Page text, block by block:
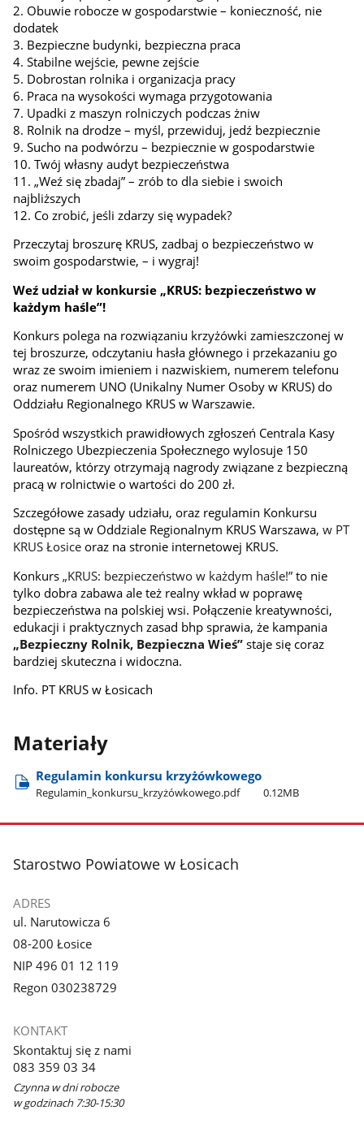
2. Obuwie robocze w gospodarstwie – konieczność, nie
dodatek
3. Bezpieczne budynki, bezpieczna praca
4. Stabilne wejście, pewne zejście
5. Dobrostan rolnika i organizacja pracy
6. Praca na wysokości wymaga przygotowania
7. Upadki z maszyn rolniczych podczas żniw
8. Rolnik na drodze – myśl, przewiduj, jedź bezpiecznie
9. Sucho na podwórzu – bezpiecznie w gospodarstwie
10. Twój własny audyt bezpieczeństwa
11. „Weź się zbadaj” – zrób to dla siebie i swoich
najbliższych
12. Co zrobić, jeśli zdarzy się wypadek?
Przeczytaj broszurę KRUS, zadbaj o bezpieczeństwo w
swoim gospodarstwie, – i wygraj!
Weź udział w konkursie „KRUS: bezpieczeństwo w
każdym haśle”!
Konkurs polega na rozwiązaniu krzyżówki zamieszczonej w
tej broszurze, odczytaniu hasła głównego i przekazaniu go
wraz ze swoim imieniem i nazwiskiem, numerem telefonu
oraz numerem UNO (Unikalny Numer Osoby w KRUS) do
Oddziału Regionalnego KRUS w Warszawie.
Spośród wszystkich prawidłowych zgłoszeń Centrala Kasy
Rolniczego Ubezpieczenia Społecznego wylosuje 150
laureatów, którzy otrzymają nagrody związane z bezpieczną
pracą w rolnictwie o wartości do 200 zł.
Szczegółowe zasady udziału, oraz regulamin Konkursu
dostępne są w Oddziale Regionalnym KRUS Warszawa, w PT
KRUS Łosice oraz na stronie internetowej KRUS.
Konkurs „KRUS: bezpieczeństwo w każdym haśle!”to nie
tylko dobra zabawa ale też realny wkład w poprawę
bezpieczeństwa na polskiej wsi. Połączenie kreatywności,
edukacji i praktycznych zasad bhp sprawia, że kampania
„Bezpieczny Rolnik, Bezpieczna Wieś”staje się coraz
bardziej skuteczna i widoczna.
Info. PT KRUS w Łosicach
Materiały
Regulamin konkursu krzyżówkowego
Regulamin​_konkursu​_krzyżówkowego.pdf 0.12MB
stopka
Starostwo Powiatowe w Łosicach
ADRES
ul. Narutowicza 6
08-200 Łosice
NIP 496 01 12 119
Regon 030238729
KONTAKT
Skontaktuj się z nami
083 359 03 34
Czynna w dni robocze
w godzinach 7:30-15:30